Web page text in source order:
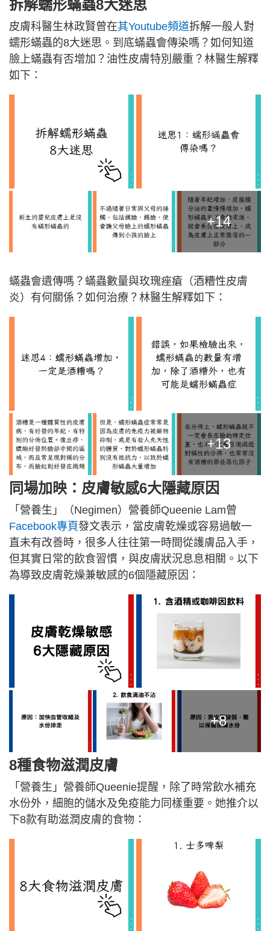
拆解蠕形蟎蟲8大迷思
皮膚科醫生林政賢曾在其Youtube頻道拆解一般人對
蠕形蟎蟲的8大迷思。到底蟎蟲會傳染嗎？如何知道
臉上蟎蟲有否增加？油性皮膚特別嚴重？林醫生解釋
如下：
+14
蟎蟲會遺傳嗎？蟎蟲數量與玫瑰痤瘡（酒糟性皮膚
炎）有何關係？如何治療？林醫生解釋如下：
+13
同場加映：皮膚敏感6大隱藏原因
「營養生」（Negimen）營養師Queenie Lam曾
Facebook專頁發文表示，當皮膚乾燥或容易過敏一
直未有改善時，很多人往往第一時間從護膚品入手，
但其實日常的飲食習慣，與皮膚狀況息息相關。以下
為導致皮膚乾燥兼敏感的6個隱藏原因：
+8
8種食物滋潤皮膚
「營養生」營養師Queenie提醒，除了時常飲水補充
水份外，細胞的儲水及免疫能力同樣重要。她推介以
下8款有助滋潤皮膚的食物：